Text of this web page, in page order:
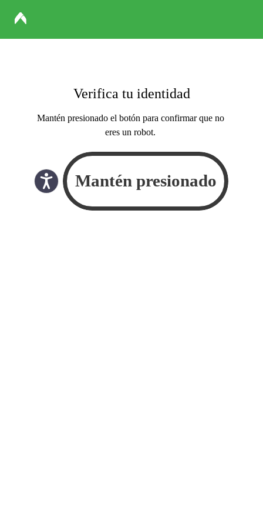
Verifica tu identidad
Mantén presionado el botón para confirmar que no
eres un robot.